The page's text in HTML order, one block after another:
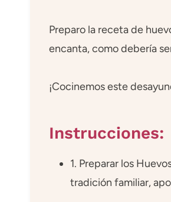
Preparo la receta de
encanta, como debería
¡Cocinemos este
Instrucciones:
1. Preparar los
tradición familiar,